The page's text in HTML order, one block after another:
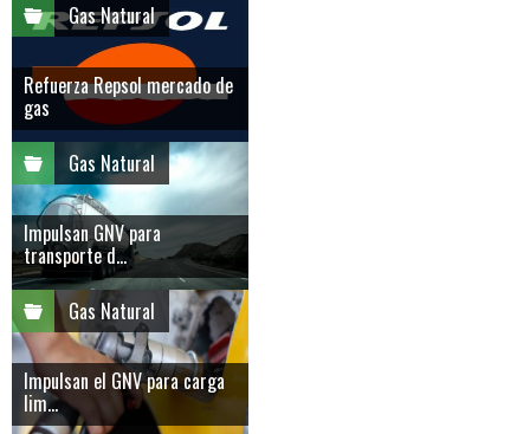
Gas Natural
Refuerza Repsol mercado de
gas
Gas Natural
Impulsan GNV para
transporte d...
Gas Natural
Impulsan el GNV para carga
lim...